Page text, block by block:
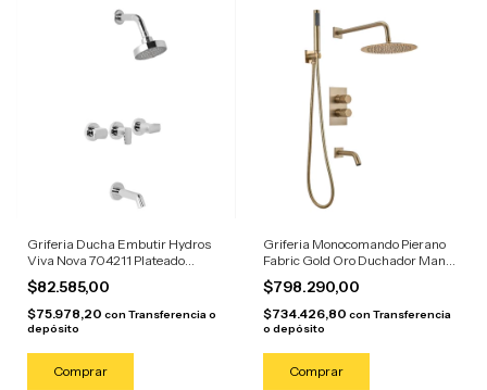
Griferia Ducha Embutir Hydros
Viva Nova 704211 Plateado
Cromado
$82.585,00
$75.978,20 con Transferencia o
depósito
Griferia Monocomando Pierano
Fabric Gold Oro Duchador Mano
Dorado Mate
$798.290,00
$734.426,80 con Transferencia
o depósito